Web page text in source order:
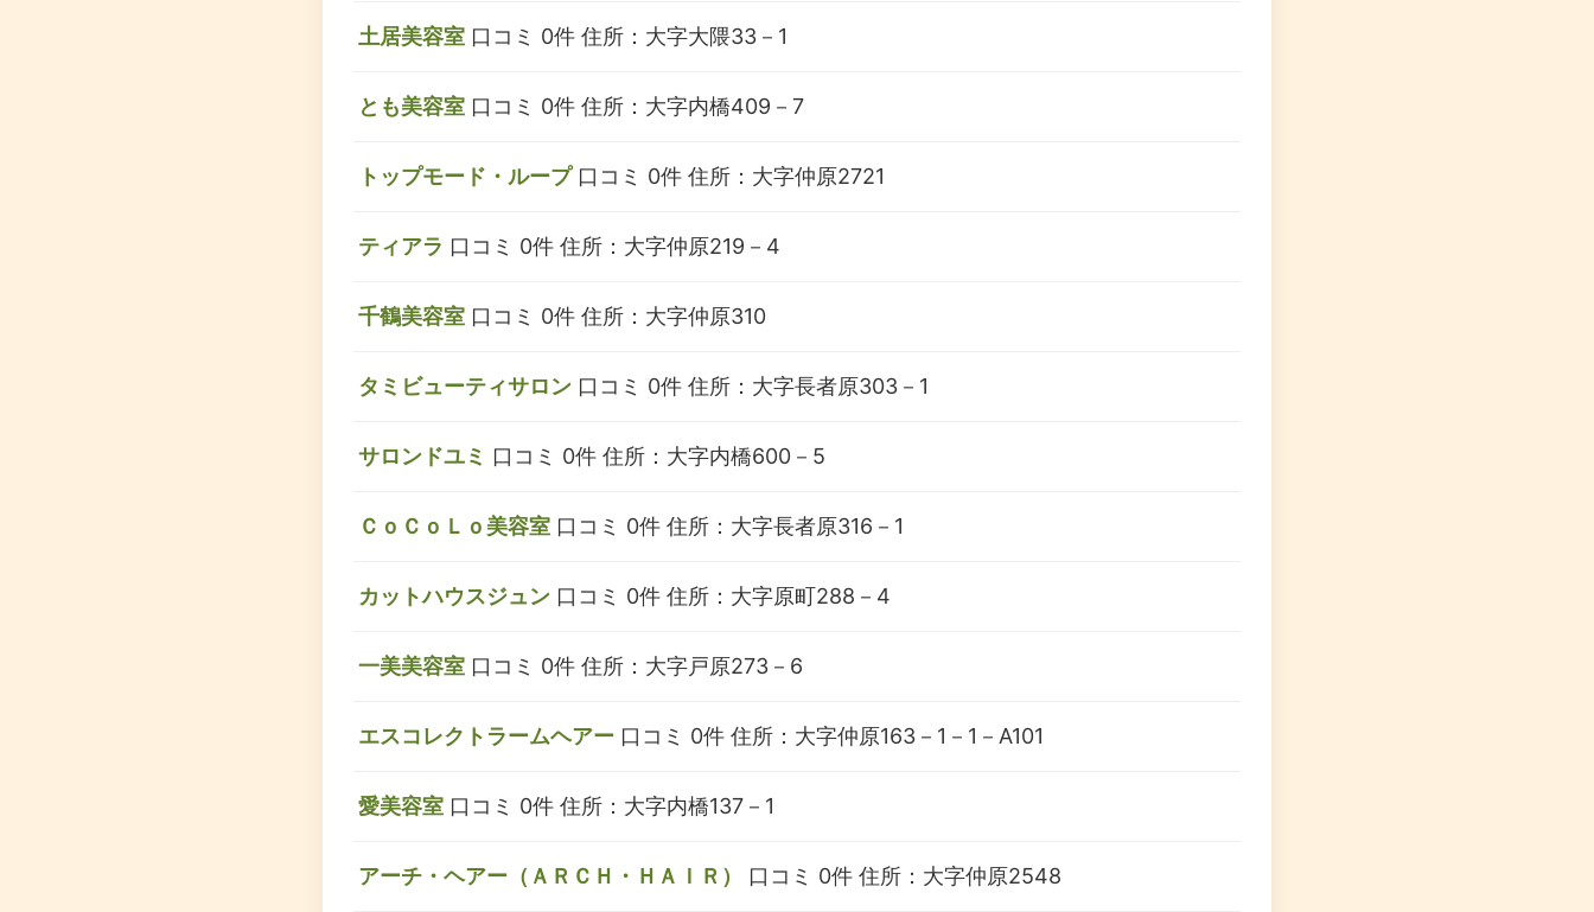
土居美容室 口コミ 0件 住所：大字大隈33－1
とも美容室 口コミ 0件 住所：大字内橋409－7
トップモード・ループ 口コミ 0件 住所：大字仲原2721
ティアラ 口コミ 0件 住所：大字仲原219－4
千鶴美容室 口コミ 0件 住所：大字仲原310
タミビューティサロン 口コミ 0件 住所：大字長者原303－1
サロンドユミ 口コミ 0件 住所：大字内橋600－5
ＣｏＣｏＬｏ美容室 口コミ 0件 住所：大字長者原316－1
カットハウスジュン 口コミ 0件 住所：大字原町288－4
一美美容室 口コミ 0件 住所：大字戸原273－6
エスコレクトラームヘアー 口コミ 0件 住所：大字仲原163－1－1－A101
愛美容室 口コミ 0件 住所：大字内橋137－1
アーチ・ヘアー（ＡＲＣＨ・ＨＡＩＲ） 口コミ 0件 住所：大字仲原2548